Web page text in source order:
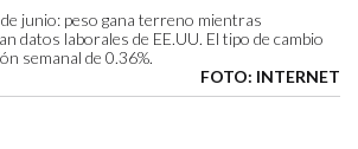
junio: peso gana terreno mientras
datos laborales de EE.UU. El tipo de cambio
semanal de 0.36%.
FOTO: INTERNET